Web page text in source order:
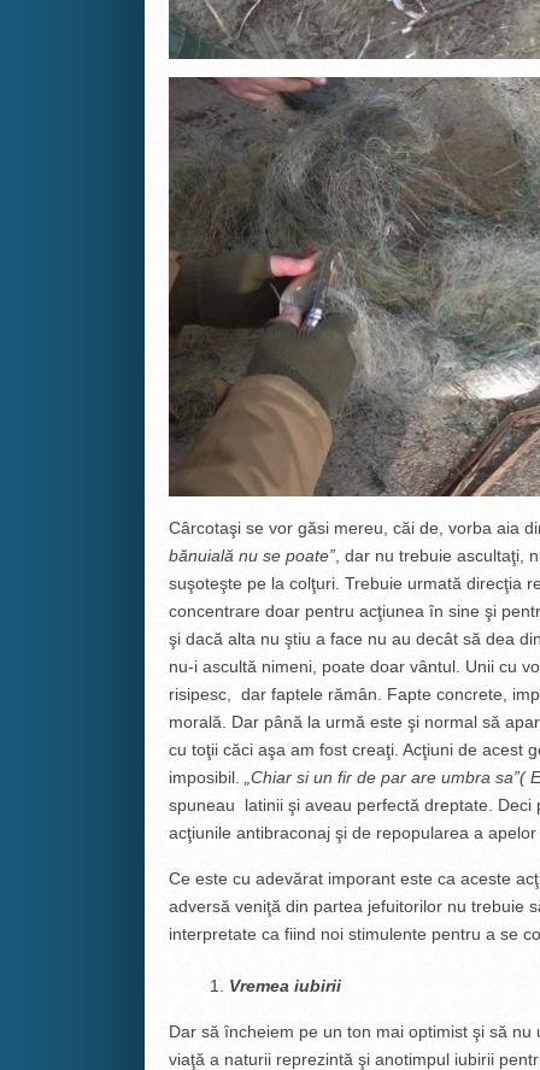
Cârcotaşi se vor găsi mereu, căi de, vorba aia
bănuială nu se poate”, dar nu trebuie ascultaţi,
suşoteşte pe la colţuri. Trebuie urmată direcţia
concentrare doar pentru acţiunea ȋn sine şi
şi dacă alta nu ştiu a face nu au decât să dea
nu-i ascultă nimeni, poate doar vântul. Unii cu
risipesc, dar faptele rămân. Fapte concrete,
morală. Dar până la urmă este şi normal să
cu toţii căci aşa am fost creaţi. Acţiuni de acest
imposibil. „Chiar si un fir de par are umbra sa”(
spuneau latinii şi aveau perfectă dreptate.
acţiunile antibraconaj şi de repopularea a
Ce este cu adevărat imporant este ca aceste
adversă veniţă din partea jefuitorilor nu trebuie
interpretate ca fiind noi stimulente pentru a se
Vremea iubirii
Dar să ȋncheiem pe un ton mai optimist şi să
viaţă a naturii reprezintă şi anotimpul iubirii